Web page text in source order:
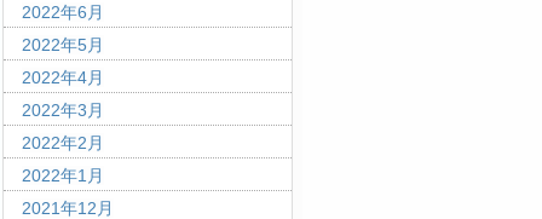
2022年6月
2022年5月
2022年4月
2022年3月
2022年2月
2022年1月
2021年12月